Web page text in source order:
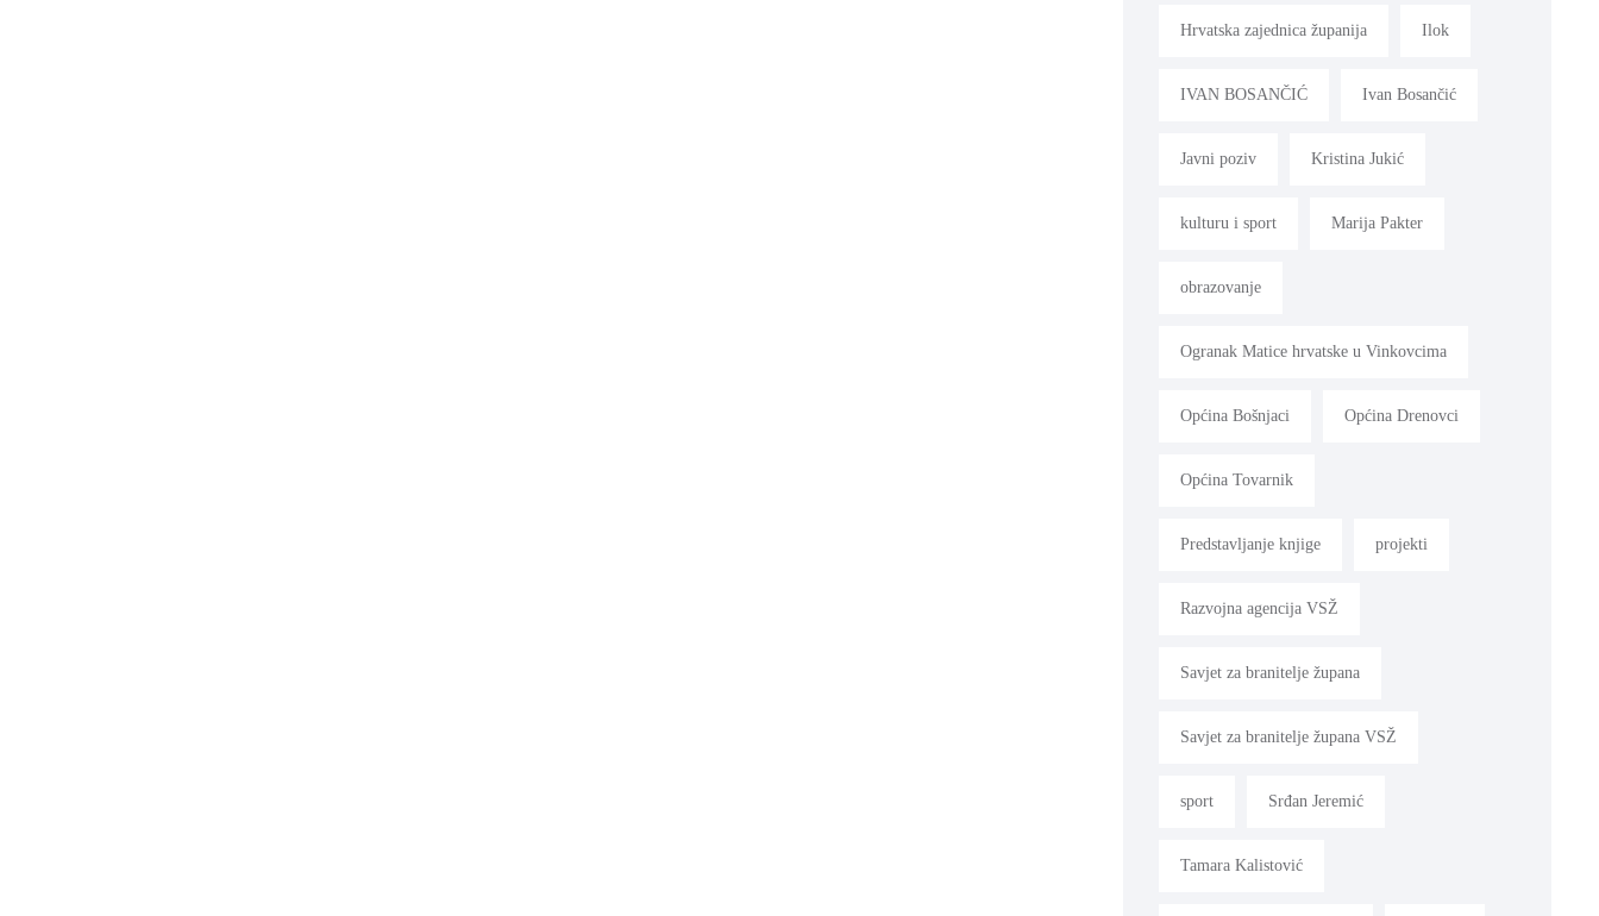
Hrvatska zajednica županija Ilok
IVAN BOSANČIĆ Ivan Bosančić
Javni poziv Kristina Jukić
kulturu i sport Marija Pakter
obrazovanje
Ogranak Matice hrvatske u Vinkovcima
Općina Bošnjaci Općina Drenovci
Općina Tovarnik
Predstavljanje knjige projekti
Razvojna agencija VSŽ
Savjet za branitelje župana
Savjet za branitelje župana VSŽ
sport Srđan Jeremić
Tamara Kalistović